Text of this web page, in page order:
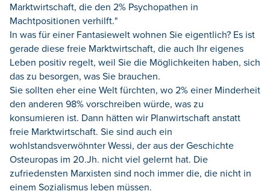
Marktwirtschaft, die den 2% Psychopathen in
Machtpositionen verhilft."
In was für einer Fantasiewelt wohnen Sie eigentlich? Es ist
gerade diese freie Marktwirtschaft, die auch Ihr eigenes
Leben positiv regelt, weil Sie die Möglichkeiten haben, sich
das zu besorgen, was Sie brauchen.
Sie sollten eher eine Welt fürchten, wo 2% einer Minderheit
den anderen 98% vorschreiben würde, was zu
konsumieren ist. Dann hätten wir Planwirtschaft anstatt
freie Marktwirtschaft. Sie sind auch ein
wohlstandsverwöhnter Wessi, der aus der Geschichte
Osteuropas im 20.Jh. nicht viel gelernt hat. Die
zufriedensten Marxisten sind noch immer die, die nicht in
einem Sozialismus leben müssen.